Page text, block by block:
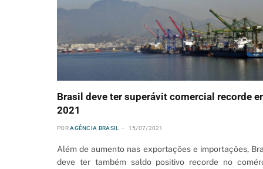
Brasil deve ter superávit comercial recorde
2021
POR AGÊNCIA BRASIL 15/07/2021
Além de aumento nas exportações e importações,
deve ter também saldo positivo recorde no